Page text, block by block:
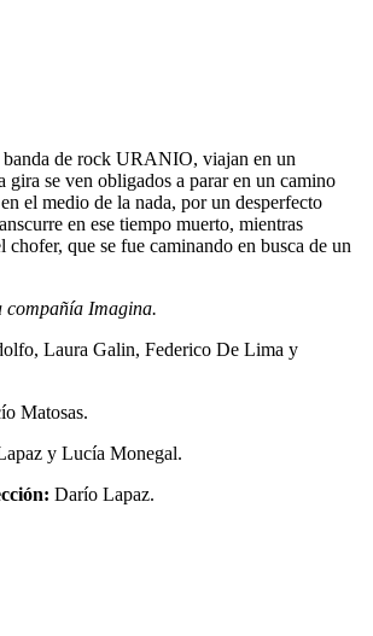
banda de rock URANIO, viajan en un
gira se ven obligados a parar en un camino
el medio de la nada, por un desperfecto
en ese tiempo muerto, mientras
chofer, que se fue caminando en busca de un
compañía Imagina.
Laura Galin, Federico De Lima y
Matosas.
y Lucía Monegal.
Darío Lapaz.